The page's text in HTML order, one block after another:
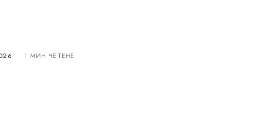
· 1 МИН ЧЕТЕНЕ